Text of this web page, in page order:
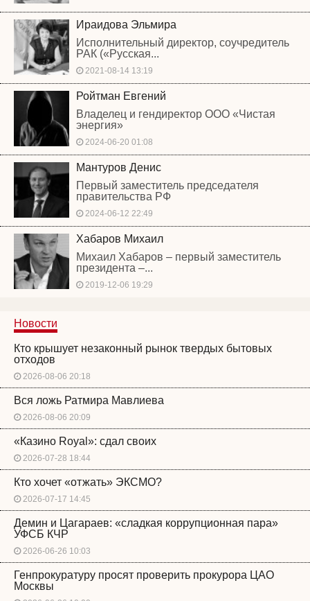
Ираидова Эльмира
Исполнительный директор, соучредитель
РАК («Русская...
2021-08-14 13:19
Ройтман Евгений
Владелец и гендиректор ООО «Чистая
энергия»
2024-06-20 01:08
Мантуров Денис
Первый заместитель председателя
правительства РФ
2024-06-12 22:49
Хабаров Михаил
Михаил Хабаров – первый заместитель
президента –...
2019-12-06 19:29
Новости
Кто крышует незаконный рынок твердых бытовых
отходов
2026-08-06 20:18
Вся ложь Ратмира Мавлиева
2026-08-06 20:09
«Казино Royal»: сдал своих
2026-07-28 18:44
Кто хочет «отжать» ЭКСМО?
2026-07-17 14:45
Демин и Цагараев: «сладкая коррупционная пара»
УФСБ КЧР
2026-06-26 10:03
Генпрокуратуру просят проверить прокурора ЦАО
Москвы